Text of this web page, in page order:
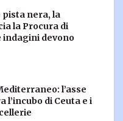
pista nera, la
la Procura di
indagini devono
l’asse
l’incubo di Ceuta e i